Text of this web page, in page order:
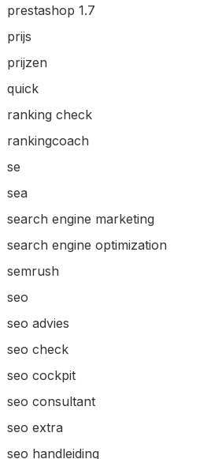
prestashop 1.7
prijs
prijzen
quick
ranking check
rankingcoach
se
sea
search engine marketing
search engine optimization
semrush
seo
seo advies
seo check
seo cockpit
seo consultant
seo extra
seo handleiding